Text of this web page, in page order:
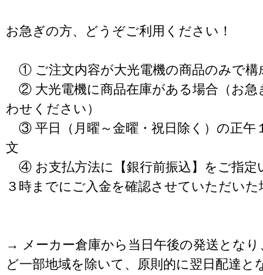
お急ぎの方、どうぞご利用ください！
① ご注文内容が大光電機の商品のみで構
② 大光電機に商品在庫がある場合（お急
わせください）
③ 平日（月曜～金曜・祝日除く）の正午
文
④ お支払方法に【銀行前振込】をご指定
３時までにご入金を確認させていただいた
→ メーカー倉庫から当日午後の発送となり
ど一部地域を除いて、原則的に翌日配達と